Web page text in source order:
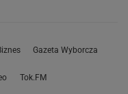
Gazeta Wyborcza
Tok.FM